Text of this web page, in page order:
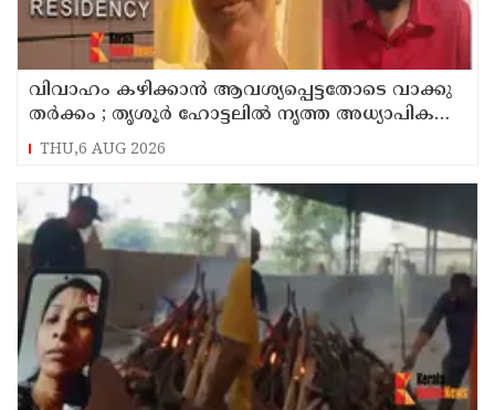
വിവാഹം കഴിക്കാന്‍ ആവശ്യപ്പെട്ടതോടെ വാക്കു
തര്‍ക്കം ; തൃശൂര്‍ ഹോട്ടലില്‍ നൃത്ത അധ്യാപികയെ
കഴുത്തുഞെരിച്ചു കൊലപ്പെടുത്തി സുഹൃത്ത്
THU,6 AUG 2026